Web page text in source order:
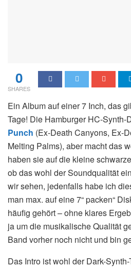
0
SHARES
Ein Album auf einer 7 Inch, das
Tage! Die Hamburger HC-Synth-
Punch (Ex-Death Canyons, Ex-
Melting Palms), aber macht das
haben sie auf die kleine
ob das wohl der Soundqualität
wir sehen, jedenfalls habe ich
man max. auf eine 7“ packen“
häufig gehört – ohne klares
ja um die musikalische Qualität
Band vorher noch nicht und bin
Das Intro ist wohl der Dark-